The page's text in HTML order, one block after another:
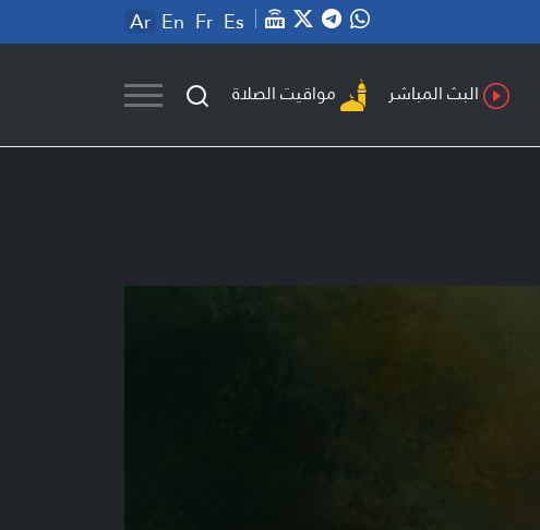
Ar En Fr Es
البث المباشر مواقيت الصلاة